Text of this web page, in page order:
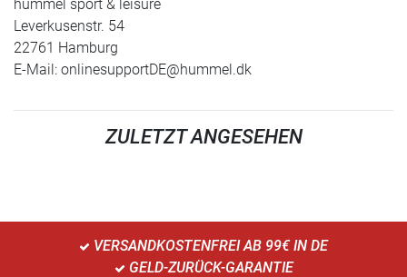
hummel sport & leisure
Leverkusenstr. 54
22761 Hamburg
E-Mail: onlinesupportDE@hummel.dk
ZULETZT ANGESEHEN
VERSANDKOSTENFREI AB 99€ IN DE
GELD-ZURÜCK-GARANTIE